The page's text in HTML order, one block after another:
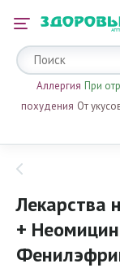
2 505 505
Аллергия При
похудения От
Лекарства
+